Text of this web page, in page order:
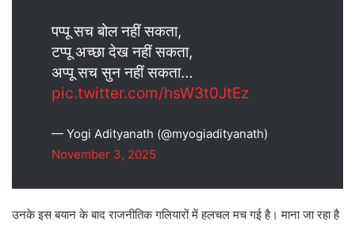
पप्पू सच बोल नहीं सकता,
टप्पू अच्छा देख नहीं सकता,
अप्पू सच सुन नहीं सकता…
pic.twitter.com/hsW3t0JtEz
— Yogi Adityanath (@myogiadityanath)
November 3, 2025
उनके इस बयान के बाद राजनीतिक गलियारों में हलचल मच गई है। माना जा रहा है